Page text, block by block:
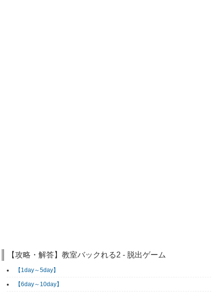
【攻略・解答】教室バックれる2 - 脱出ゲーム
【1day～5day】
【6day～10day】